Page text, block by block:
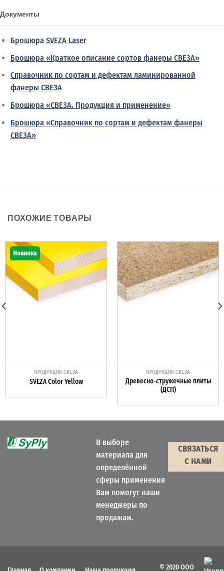
Документы
Брошюра SVEZA Laser
Брошюра «Краткое описание сортов фанеры СВЕЗА»
Справочник по сортам и дефектам ламинированной
фанеры СВЕЗА
Брошюра «СВЕЗА. Продукция и применение»
Брошюра «Справочник по сортам и дефектам фанеры
СВЕЗА»
ПОХОЖИЕ ТОВАРЫ
Новинка
ПРОДУКЦИЯ СВЕЗА
SVEZA Color Yellow
ПРОДУКЦИЯ СВЕЗА
Древесно-стружечные плиты
(ДСП)
В выборе
материала для
определённой
сферы применения
Вам помогут наши
менеджеры по
продажам.
СВЯЗАТЬСЯ
С НАМИ
© 2020 ООО